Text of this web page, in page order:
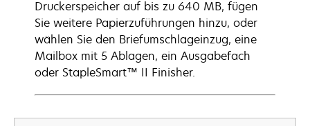
Druckerspeicher auf bis zu 640 MB, fügen
Sie weitere Papierzuführungen hinzu, oder
wählen Sie den Briefumschlageinzug, eine
Mailbox mit 5 Ablagen, ein Ausgabefach
oder StapleSmart™ II Finisher.